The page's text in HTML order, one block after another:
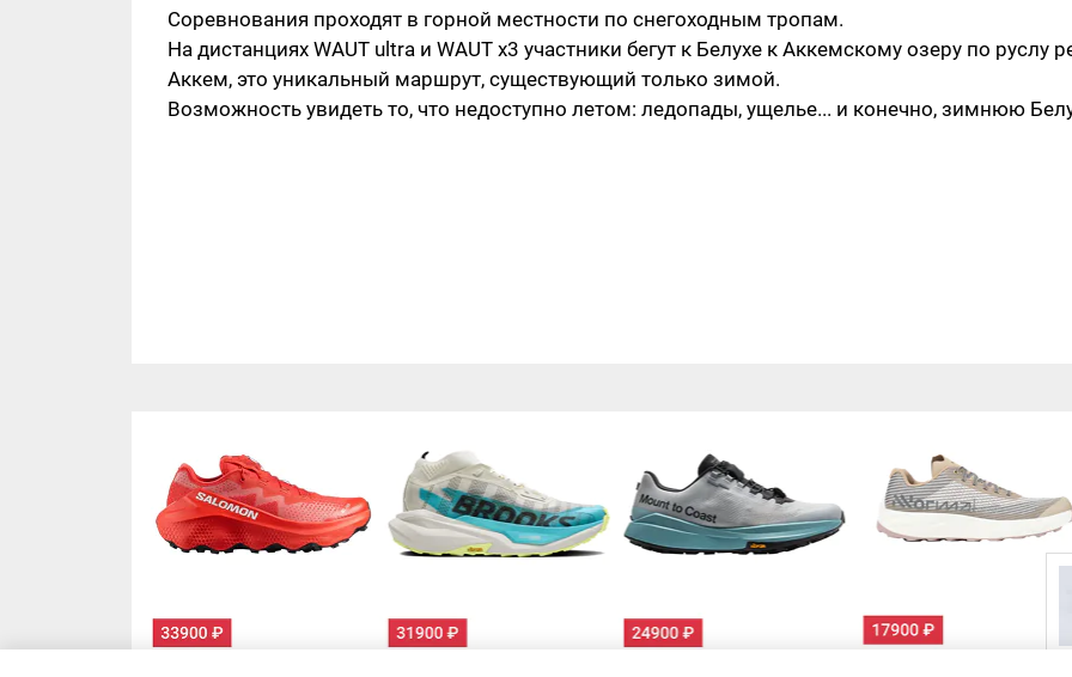
Соревнования проходят в горной местности по снегоходным тропам.
На дистанциях WAUT ultra и WAUT x3 участники бегут к Белухе к Аккемскому озеру по руслу
Аккем, это уникальный маршрут, существующий только зимой.
Возможность увидеть то, что недоступно летом: ледопады, ущелье... и конечно, зимнюю